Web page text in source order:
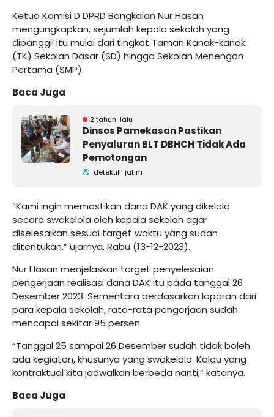
Ketua Komisi D DPRD Bangkalan Nur Hasan
mengungkapkan, sejumlah kepala sekolah yang
dipanggil itu mulai dari tingkat Taman Kanak-kanak
(TK) Sekolah Dasar (SD) hingga Sekolah Menengah
Pertama (SMP).
Baca Juga
2 tahun lalu
Dinsos Pamekasan Pastikan
Penyaluran BLT DBHCH Tidak Ada
Pemotongan
detektif_jatim
“Kami ingin memastikan dana DAK yang dikelola
secara swakelola oleh kepala sekolah agar
diselesaikan sesuai target waktu yang sudah
ditentukan,” ujarnya, Rabu (13-12-2023).
Nur Hasan menjelaskan target penyelesaian
pengerjaan realisasi dana DAK itu pada tanggal 26
Desember 2023. Sementara berdasarkan laporan dari
para kepala sekolah, rata-rata pengerjaan sudah
mencapai sekitar 95 persen.
“Tanggal 25 sampai 26 Desember sudah tidak boleh
ada kegiatan, khusunya yang swakelola. Kalau yang
kontraktual kita jadwalkan berbeda nanti,” katanya.
Baca Juga